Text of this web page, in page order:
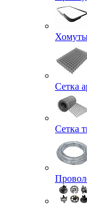
Сетка
Сетка